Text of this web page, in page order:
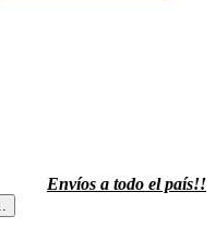
Envíos a todo el país!!